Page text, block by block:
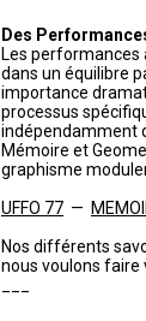
Des
Les performances
dans un équilibre
importance
processus
indépendamment
Mémoire et
graphisme
UFFO 77 —
Nos différents
nous voulons faire